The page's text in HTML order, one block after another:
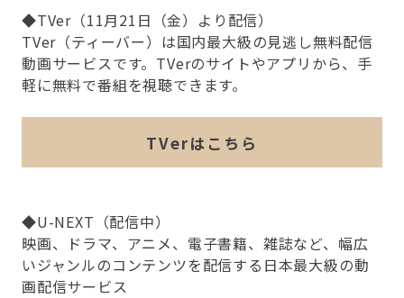
◆TVer（11月21日（金）より配信）
TVer（ティーバー）は国内最大級の見逃し無料配信
動画サービスです。TVerのサイトやアプリから、手
軽に無料で番組を視聴できます。
TVerはこちら
◆U-NEXT（配信中）
映画、ドラマ、アニメ、電子書籍、雑誌など、幅広
いジャンルのコンテンツを配信する日本最大級の動
画配信サービス